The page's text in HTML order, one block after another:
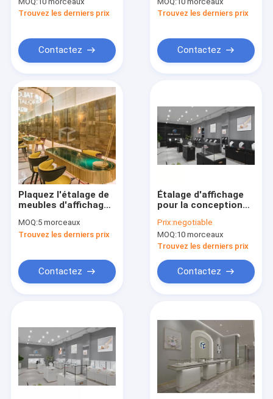
principale de 16mm
Trouvez les derniers prix
Contactez
Trouvez les derniers prix
Contactez
Plaquez l'étalage de
meubles d'affichage
MOQ:5 morceaux
Trouvez les derniers prix
Contactez
Étalage d'affichage
pour la conception
monomère des
forces de défense
principale 20mm de
de bijoux
Prix:negotiable
MOQ:10 morceaux
Trouvez les derniers prix
Contactez